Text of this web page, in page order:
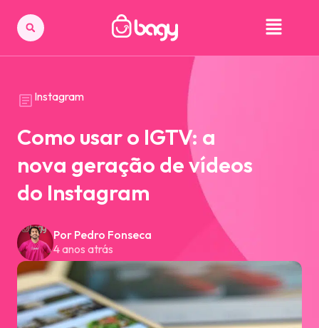
Instagram
Como usar o IGTV: a
nova geração de vídeos
do Instagram
Por Pedro Fonseca
4 anos atrás